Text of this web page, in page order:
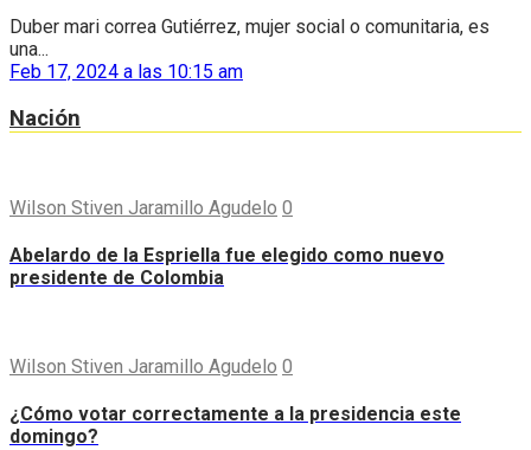
Duber mari correa Gutiérrez, mujer social o comunitaria, es
una...
Feb 17, 2024 a las 10:15 am
Nación
Wilson Stiven Jaramillo Agudelo 0
Abelardo de la Espriella fue elegido como nuevo
presidente de Colombia
Wilson Stiven Jaramillo Agudelo 0
¿Cómo votar correctamente a la presidencia este
domingo?